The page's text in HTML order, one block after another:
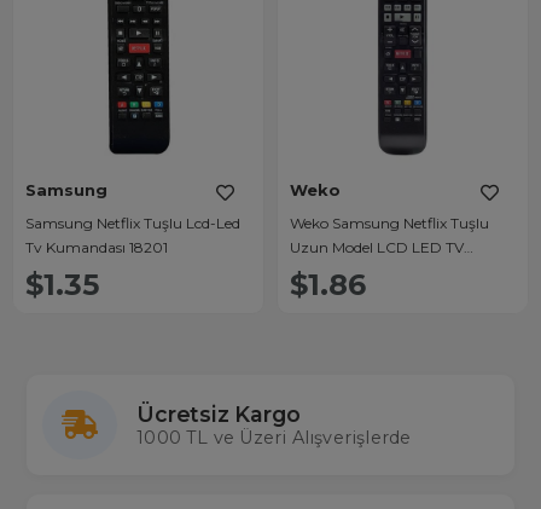
Samsung
Samsung Netflix Tuşlu Lcd-Led
Tv Kumandası 18201
$1.35
Weko
Weko Samsung Netflix Tuşlu
Uzun Model LCD LED TV
Kumandası
$1.86
Ücretsiz Kargo
1000 TL ve Üzeri Alışverişlerde